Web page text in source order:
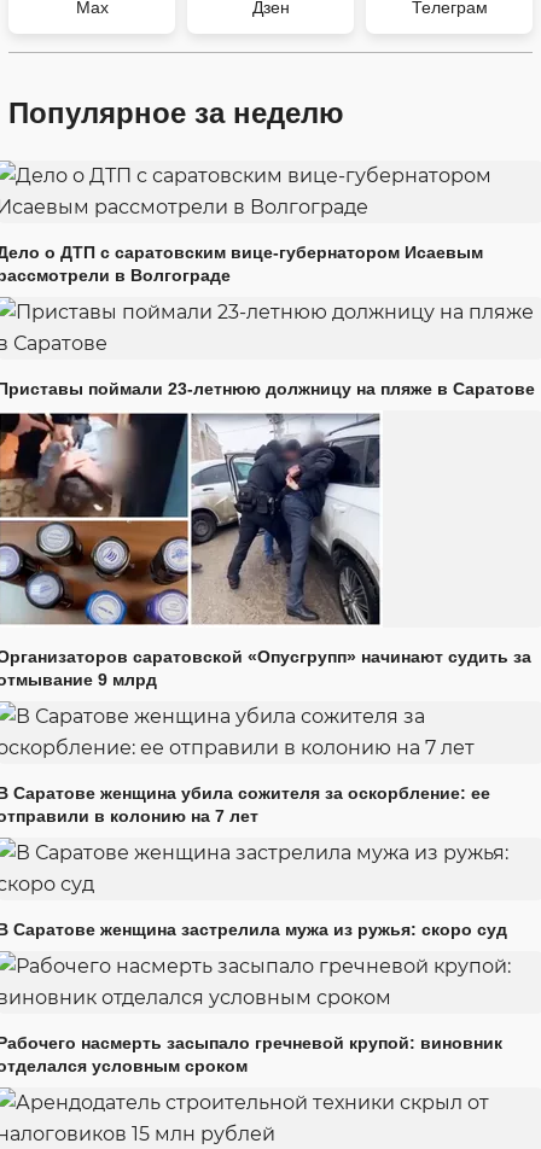
Max Дзен Телеграм
Популярное за неделю
о ДТП с саратовским вице-губернатором Исаевым
в Волгограде
поймали 23-летнюю должницу на пляже в Саратове
саратовской «Опусгрупп» начинают судить за
9 млрд
Саратове женщина убила сожителя за оскорбление: ее
в колонию на 7 лет
Саратове женщина застрелила мужа из ружья: скоро суд
насмерть засыпало гречневой крупой: виновник
условным сроком